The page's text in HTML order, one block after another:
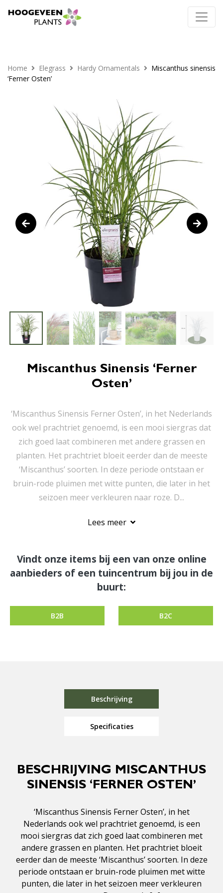
Home Elegrass Hardy Ornamentals
Miscanthus sinensis
‘Ferner Osten’
Miscanthus Sinensis ‘Ferner
Osten’
‘Miscanthus Sinensis Ferner Osten’, in het Nederlands
ook wel prachtriet genoemd, is een mooi siergras dat
zich goed laat combineren met andere grassen en
planten. Het prachtriet bloeit eerder dan de meeste
‘Miscanthus’ soorten. In deze periode ontstaan er
bruin-rode pluimen met witte punten, die later in het
seizoen meer verkleuren naar roze. D...
Lees meer
Vindt onze items bij een van onze online
aanbieders of een tuincentrum bij jou in de
buurt:
B2B B2C
Beschrijving
Specificaties
BESCHRIJVING MISCANTHUS
SINENSIS ‘FERNER OSTEN’
‘Miscanthus Sinensis Ferner Osten’, in het
Nederlands ook wel prachtriet genoemd, is een
mooi siergras dat zich goed laat combineren met
andere grassen en planten. Het prachtriet bloeit
eerder dan de meeste ‘Miscanthus’ soorten. In deze
periode ontstaan er bruin-rode pluimen met witte
punten, die later in het seizoen meer verkleuren